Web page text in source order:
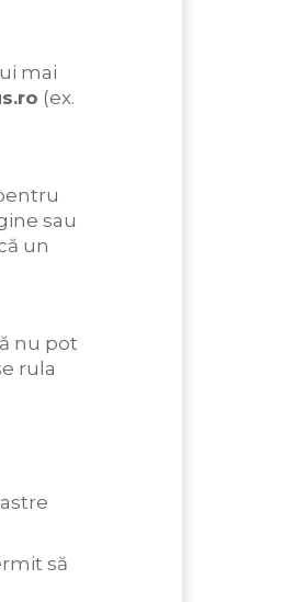
mai
(ex.
sau
un
nu pot
rula
să